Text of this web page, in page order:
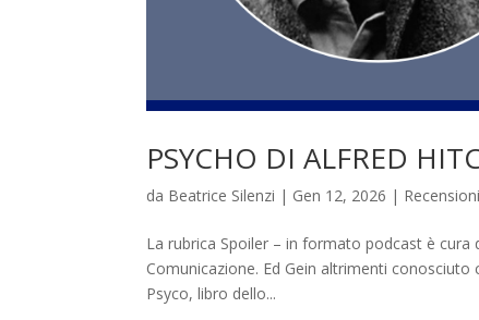
PSYCHO DI ALFRED
da Beatrice Silenzi | Gen 12, 2026 | Recensioni
La rubrica Spoiler – in formato podcast è
Comunicazione. Ed Gein altrimenti
Psyco, libro dello...